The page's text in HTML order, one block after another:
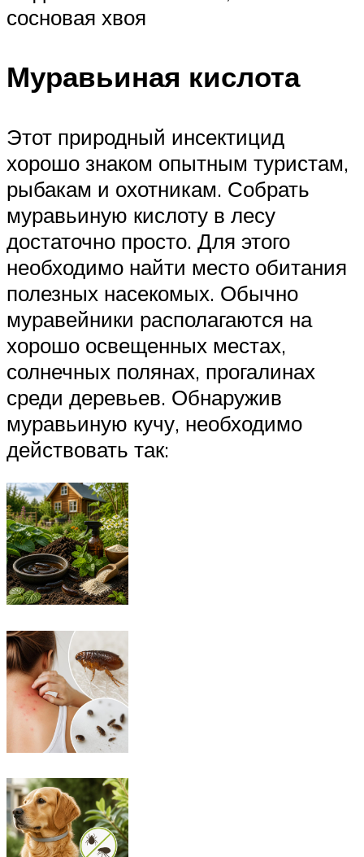
сосновая хвоя
Муравьиная кислота
Этот природный инсектицид
хорошо знаком опытным туристам,
рыбакам и охотникам. Собрать
муравьиную кислоту в лесу
достаточно просто. Для этого
необходимо найти место обитания
полезных насекомых. Обычно
муравейники располагаются на
хорошо освещенных местах,
солнечных полянах, прогалинах
среди деревьев. Обнаружив
муравьиную кучу, необходимо
действовать так: